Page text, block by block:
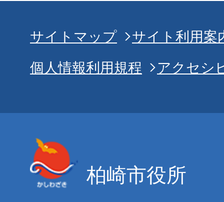
サイトマップ
サイト利用案
個人情報利用規程
アクセシ
柏崎市役所